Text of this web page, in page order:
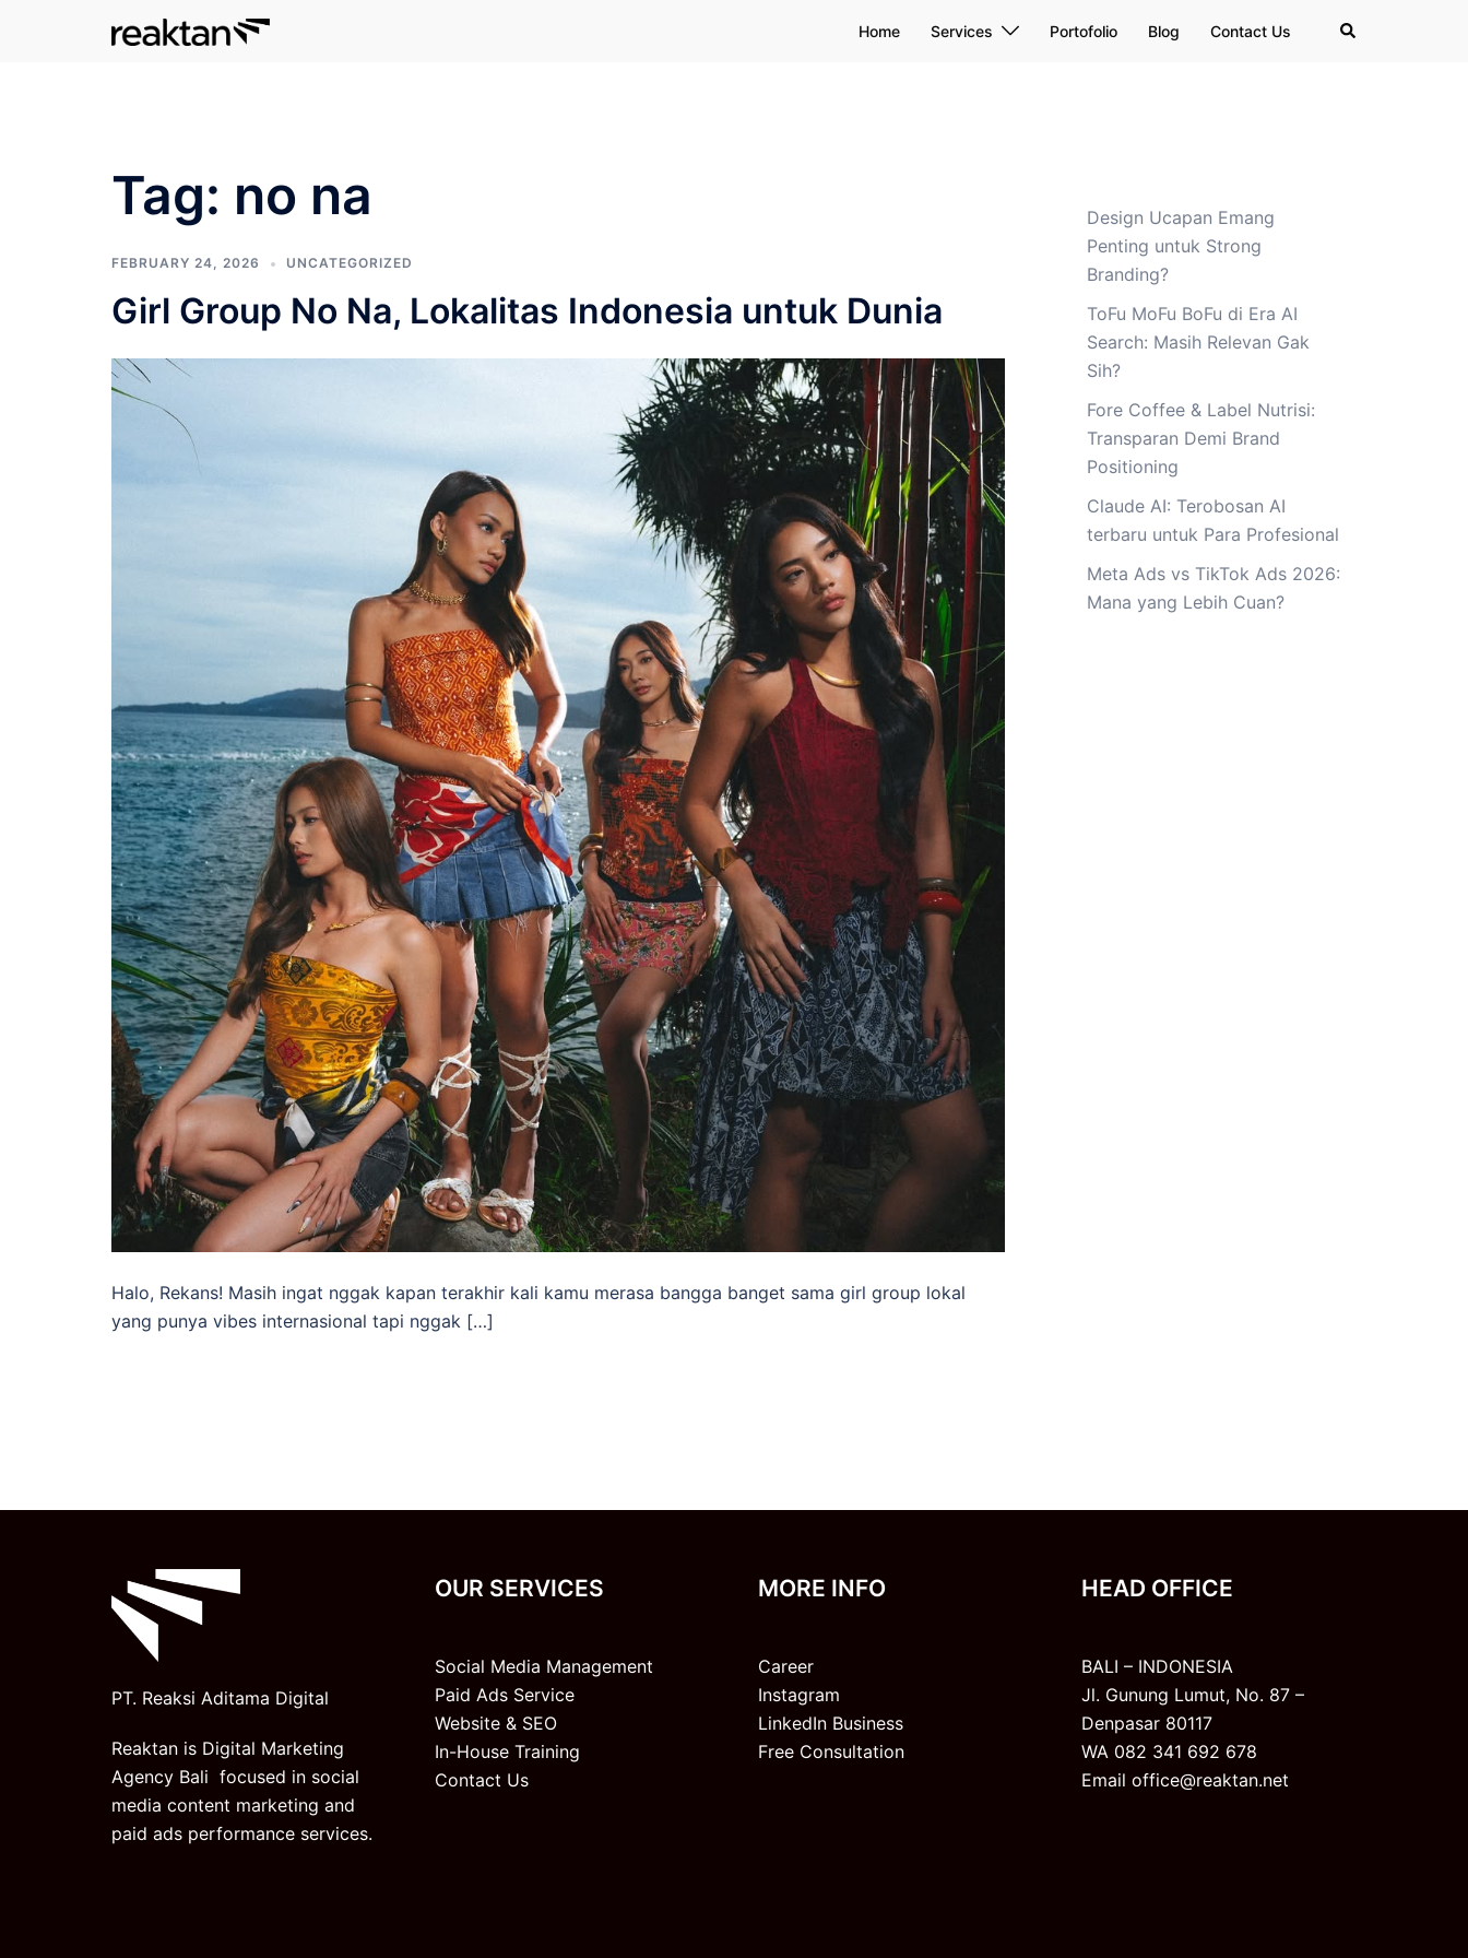
Home Services Portofolio Blog Contact Us Search
Tag: no na
FEBRUARY 24, 2026 UNCATEGORIZED
Girl Group No Na, Lokalitas Indonesia untuk Dunia
Halo, Rekans! Masih ingat nggak kapan terakhir kali kamu merasa bangga banget sama girl group lokal
yang punya vibes internasional tapi nggak […]
Design Ucapan Emang
Penting untuk Strong
Branding?
ToFu MoFu BoFu di Era AI
Search: Masih Relevan Gak
Sih?
Fore Coffee & Label Nutrisi:
Transparan Demi Brand
Positioning
Claude AI: Terobosan AI
terbaru untuk Para Profesional
Meta Ads vs TikTok Ads 2026:
Mana yang Lebih Cuan?
PT. Reaksi Aditama Digital
Reaktan is Digital Marketing
Agency Bali focused in social
media content marketing and
paid ads performance services.
OUR SERVICES
Social Media Management
Paid Ads Service
Website & SEO
In-House Training
Contact Us
MORE INFO
Career
Instagram
LinkedIn Business
Free Consultation
HEAD OFFICE
BALI – INDONESIA
Jl. Gunung Lumut, No. 87 –
Denpasar 80117
WA 082 341 692 678
Email office@reaktan.net